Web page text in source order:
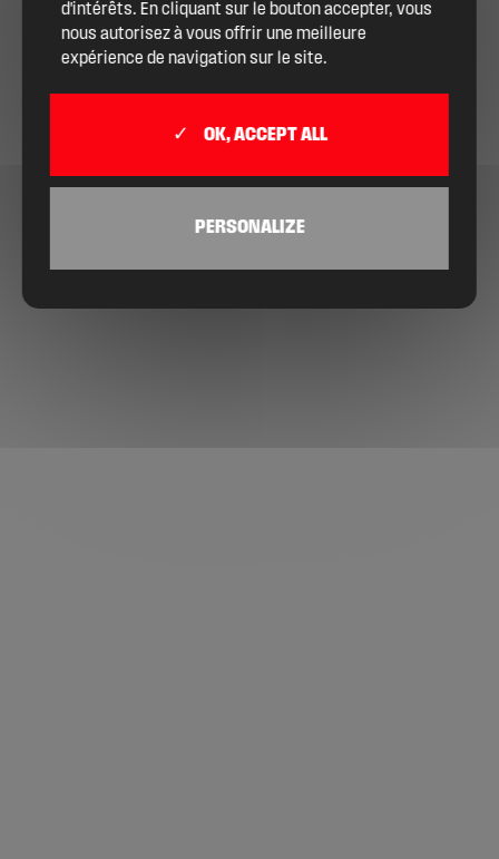
d'intérêts. En cliquant sur le bouton accepter, vous
nous autorisez à vous offrir une meilleure
expérience de navigation sur le site.
OK, ACCEPT ALL
PERSONALIZE